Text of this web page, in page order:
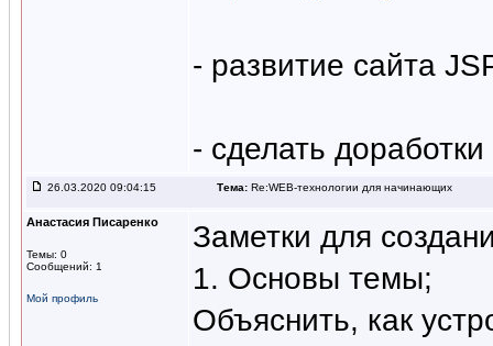
- развитие сайта
- сделать
26.03.2020 09:04:15 Тема: Re:WEB-технологии для начинающих
Анастасия Писаренко
Темы: 0
Сообщений: 1
Мой профиль
Заметки для
1. Основы темы;
Объяснить, как